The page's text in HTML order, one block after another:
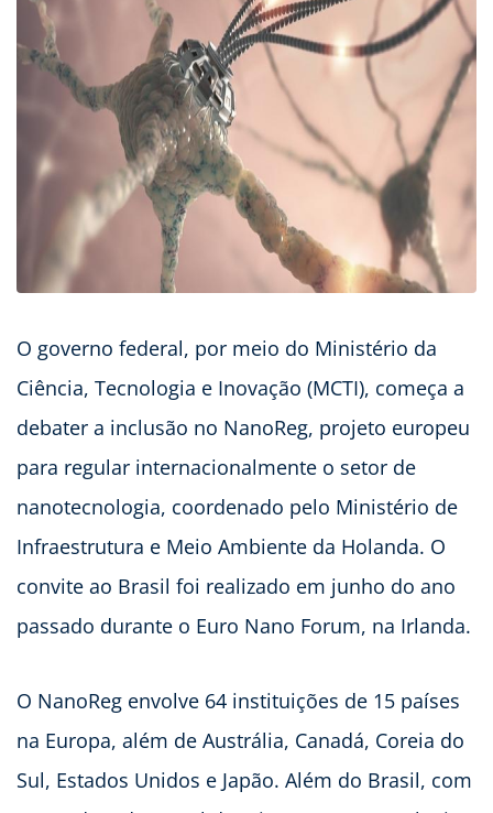
O governo federal, por meio do Ministério da
Ciência, Tecnologia e Inovação (MCTI), começa a
debater a inclusão no NanoReg, projeto europeu
para regular internacionalmente o setor de
nanotecnologia, coordenado pelo Ministério de
Infraestrutura e Meio Ambiente da Holanda. O
convite ao Brasil foi realizado em junho do ano
passado durante o Euro Nano Forum, na Irlanda.
O NanoReg envolve 64 instituições de 15 países
na Europa, além de Austrália, Canadá, Coreia do
Sul, Estados Unidos e Japão. Além do Brasil, com